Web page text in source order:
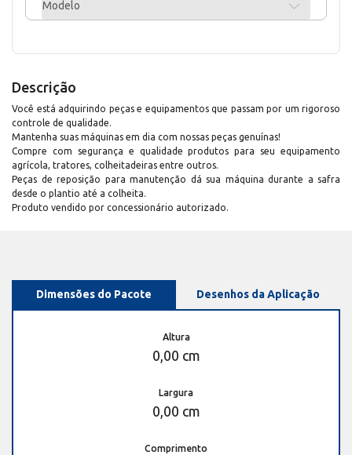
Modelo
Descrição
Você está adquirindo peças e equipamentos que passam por um rigoroso
controle de qualidade.
Mantenha suas máquinas em dia com nossas peças genuínas!
Compre com segurança e qualidade produtos para seu equipamento
agrícola, tratores, colheitadeiras entre outros.
Peças de reposição para manutenção dá sua máquina durante a safra
desde o plantio até a colheita.
Produto vendido por concessionário autorizado.
Dimensões do Pacote Desenhos da Aplicação
Altura
0,00 cm
Largura
0,00 cm
Comprimento